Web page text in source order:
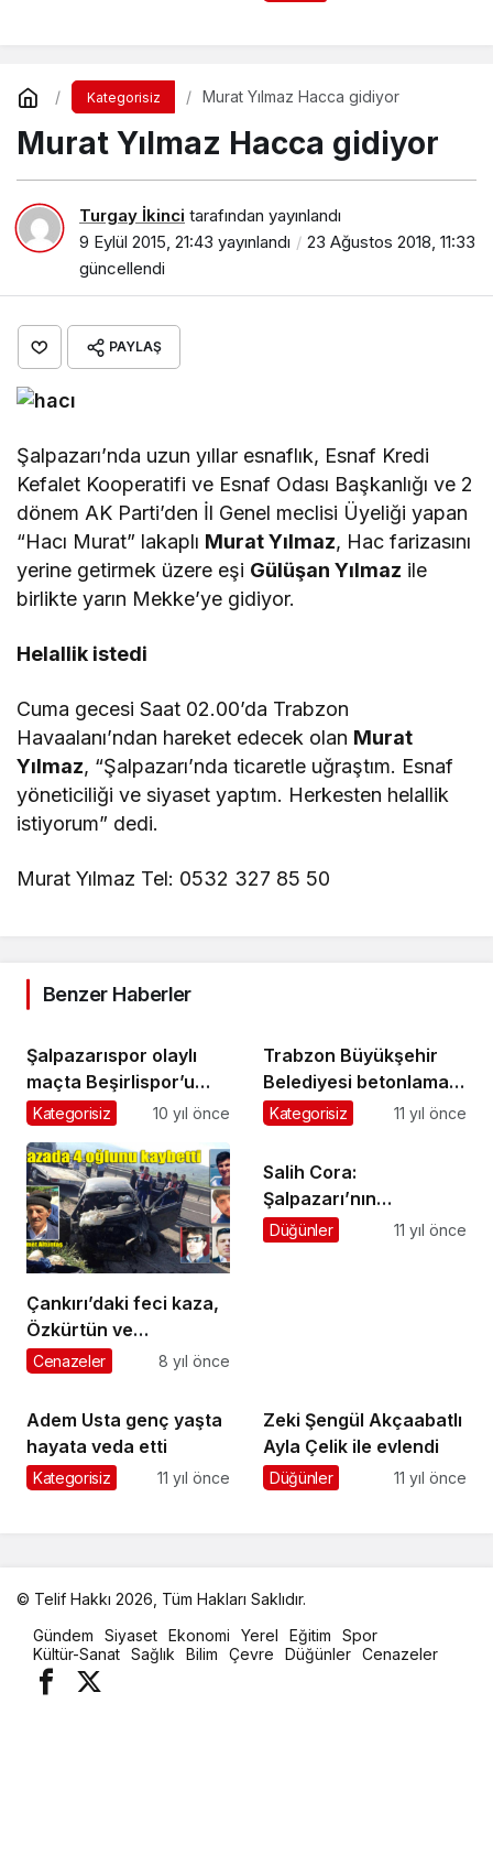
Kategorisiz Murat Yılmaz Hacca gidiyor
Murat Yılmaz Hacca gidiyor
Turgay İkinci tarafından yayınlandı
9 Eylül 2015, 21:43 yayınlandı
23 Ağustos 2018, 11:33
güncellendi
PAYLAŞ
Şalpazarı’nda uzun yıllar esnaflık, Esnaf Kredi
Kefalet Kooperatifi ve Esnaf Odası Başkanlığı ve 2
dönem AK Parti’den İl Genel meclisi Üyeliği yapan
“Hacı Murat” lakaplı Murat Yılmaz, Hac farizasını
yerine getirmek üzere eşi Gülüşan Yılmaz ile
birlikte yarın Mekke’ye gidiyor.
Helallik istedi
Cuma gecesi Saat 02.00’da Trabzon
Havaalanı’ndan hareket edecek olan Murat
Yılmaz, “Şalpazarı’nda ticaretle uğraştım. Esnaf
yöneticiliği ve siyaset yaptım. Herkesten helallik
istiyorum” dedi.
Murat Yılmaz Tel: 0532 327 85 50
Benzer Haberler
Şalpazarıspor olaylı
maçta Beşirlispor’u
yedi bitirdi
Kategorisiz 10 yıl önce
Trabzon Büyükşehir
Belediyesi betonlama
çalışmalarını
Kategorisiz 11 yıl önce
Çankırı’daki feci kaza,
Özkürtün ve
Şalpazarı’na ateş
Cenazeler 8 yıl önce
Salih Cora:
Şalpazarı’nın
kalkınması turizme ve
Düğünler 11 yıl önce
Adem Usta genç yaşta
hayata veda etti
Kategorisiz 11 yıl önce
Zeki Şengül Akçaabatlı
Ayla Çelik ile evlendi
Düğünler 11 yıl önce
© Telif Hakkı 2026, Tüm Hakları Saklıdır.
oto
kiralama
parça
eşya
Gündem Siyaset Ekonomi Yerel Eğitim
Spor
Kültür-Sanat Sağlık Bilim Çevre Düğünler Cenazeler